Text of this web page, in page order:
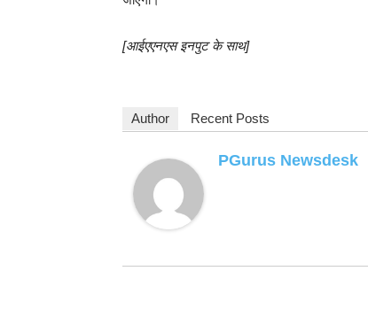
[आईएएनएस इनपुट के साथ]
Author Recent Posts
PGurus Newsdesk